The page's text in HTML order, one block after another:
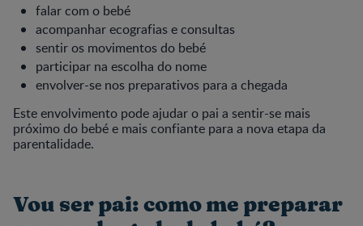
falar com o bebé
acompanhar ecografias e consultas
sentir os movimentos do bebé
participar na escolha do nome
envolver-se nos preparativos para a chegada
Este envolvimento pode ajudar o pai a sentir-se mais
próximo do bebé e mais confiante para a nova etapa da
parentalidade.
Vou ser pai: como me preparar